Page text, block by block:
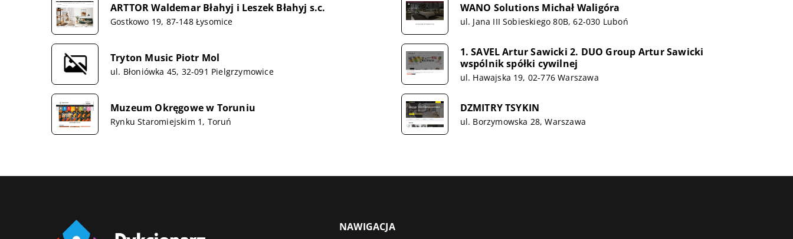
ARTTOR Waldemar Błahyj i Leszek Błahyj s.c.
Gostkowo 19, 87-148 Łysomice
WANO Solutions Michał Waligóra
ul. Jana III Sobieskiego 80B, 62-030 Luboń
Tryton Music Piotr Mol
ul. Błoniówka 45, 32-091 Pielgrzymowice
1. SAVEL Artur Sawicki 2. DUO Group Artur Sawicki
wspólnik spółki cywilnej
ul. Hawajska 19, 02-776 Warszawa
Muzeum Okręgowe w Toruniu
Rynku Staromiejskim 1, Toruń
DZMITRY TSYKIN
ul. Borzymowska 28, Warszawa
NAWIGACJA